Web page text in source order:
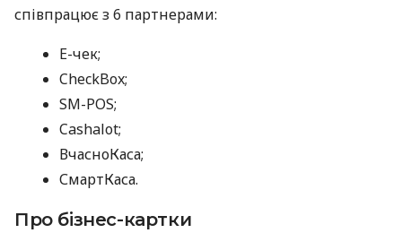
співпрацює з 6 партнерами:
E-чек;
CheckBox;
SM-POS;
Cashalot;
ВчасноКаса;
СмартКаса.
Про бізнес-картки